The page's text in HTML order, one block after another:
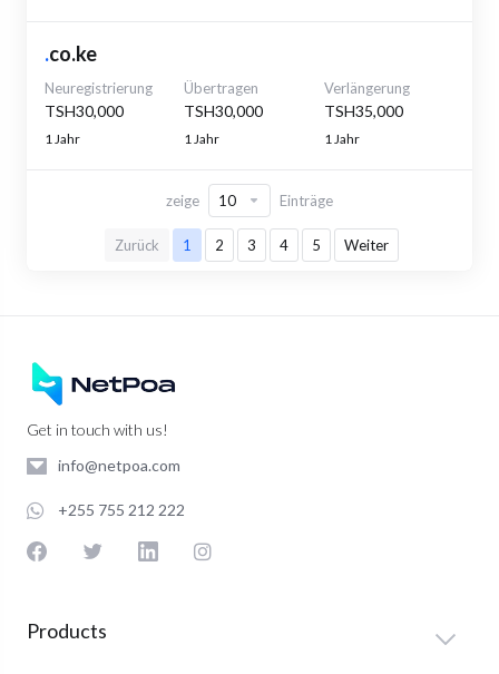
.co.ke
Neuregistrierung
TSH30,000
1 Jahr
Übertragen
TSH30,000
1 Jahr
Verlängerung
TSH35,000
1 Jahr
Zurück 1 2 3 4 5 Weiter
zeige Einträge
Get in touch with us!
info@netpoa.com
+255 755 212 222
Products